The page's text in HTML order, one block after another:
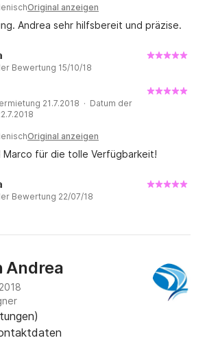
Original anzeigen
Andrea sehr hilfsbereit und präzise.
Bewertung 15/10/18
21.7.2018 · Datum der
Original anzeigen
Marco für die tolle Verfügbarkeit!
Bewertung 22/07/18
Andrea
)